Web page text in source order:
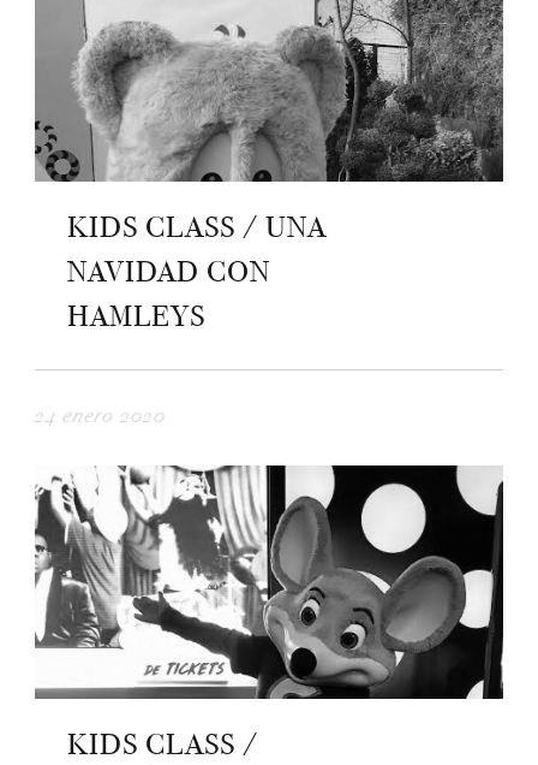
KIDS CLASS / UNA
NAVIDAD CON
HAMLEYS
24 enero 2020
KIDS CLASS /